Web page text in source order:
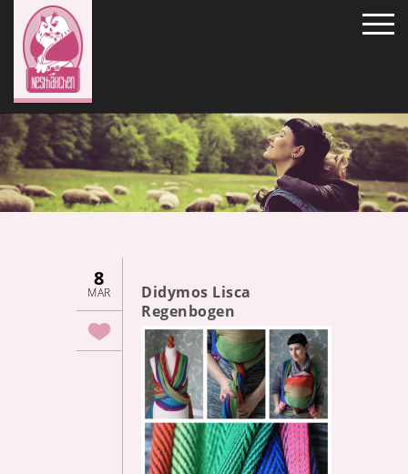
8
MAR
Didymos Lisca
Regenbogen